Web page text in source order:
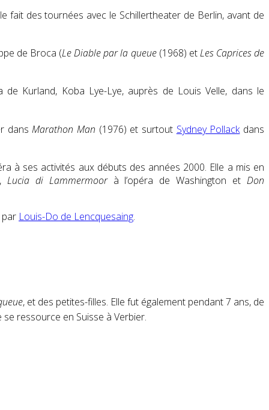
fait des tournées avec le Schillertheater de Berlin, avant de
de Broca (Le Diable par la queue(1968) etLes Caprices de
Kurland, Koba Lye-Lye, auprès de Louis Velle, dans le
dansMarathon Man (1976) et surtout Sydney Pollackdans
à ses activités aux débuts des années 2000. Elle a mis en
Lucia di Lammermoorà l’opéra de Washington etDon
par Louis-Do de Lencquesaing.
, et des petites-filles. Elle fut également pendant 7 ans, de
se ressource en Suisse à Verbier.